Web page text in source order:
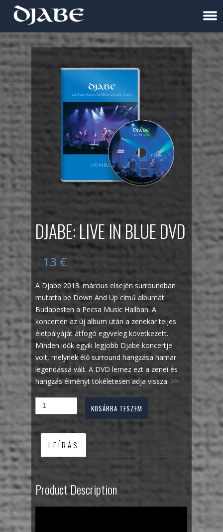
DJABE: LIVE IN BLUE DVD
13 €
A Djabe 2013. március elsején surroundban
mutatta be Down And Up című albumát
Budapesten a Pecsa Music Hallban. A
koncerten az új album után a zenekar teljes
életpályáját átfogó egyveleg következett.
Minden idők egyik legjobb Djabe koncertje
volt, melynek élő surround hangzása hamar
legendássá vált. A DVD lemez ezt a zenei és
hangzás élményt tökéletesen adja vissza. >>
KOSÁRBA TESZEM
LEÍRÁS
Product Description